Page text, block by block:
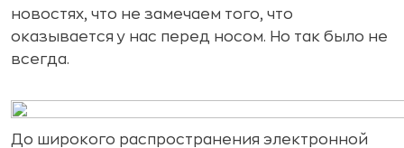
новостях, что не замечаем того, что
оказывается у нас перед носом. Но так было не
всегда.
До широкого распространения электронной